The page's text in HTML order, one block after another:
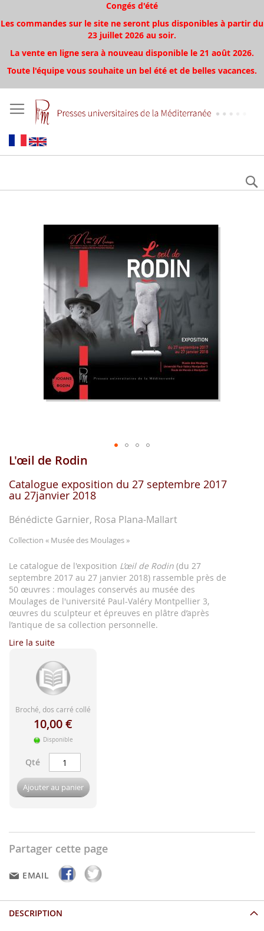
Congés d'été
Les commandes sur le site ne seront plus disponibles à partir du
23 juillet 2026 au soir.
La vente en ligne sera à nouveau disponible le 21 août 2026.
Toute l'équipe vous souhaite un bel été et de belles vacances.
Aller
début
de
gallerie
L'œil de Rodin
Catalogue exposition du 27 septembre 2017
au 27janvier 2018
Bénédicte Garnier, Rosa Plana-Mallart
Collection « Musée des Moulages »
Le catalogue de l'exposition L’œil de Rodin (du 27
septembre 2017 au 27 janvier 2018) rassemble près de
50 œuvres : moulages conservés au musée des
Moulages de l'université Paul-Valéry Montpellier 3,
œuvres du sculpteur et épreuves en plâtre d’après
l’antique de sa collection personnelle.
Lire la suite
Broché, dos carré collé
10,00 €
Disponible
Qté
Ajouter au panier
Partager cette page
EMAIL
DESCRIPTION